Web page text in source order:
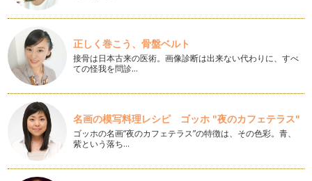
産後太りには、yoga
毎週、ヨガレッスンを続ける中、毎回約10人の生徒さんの体
と心のカウンセリングを行います！悩…
冷えとりyoga
風邪をひいたり体調を崩したりしている方が多いと思います。
その中でも元気ではあるけ…
自分自身を知ることこそが『ヨガ』
自分の長所 自分の短所 しっかりと理解していますか？ …
継続することが 成功の近道
新年、初ヨガレッスンにて毎回恒例 新年の抱負のシェアタイ
正しく巻こう、骨盤ベルト
接骨は日本古来の医術。画像診断は出来ない代わりに、すべ
ての怪我を問診…
名画の模写料理レシピ ゴッホ "夜のカフェテラス"
ゴッホの名画“夜のカフェテラス”の特徴は、その色彩。青、
紫という落ち…